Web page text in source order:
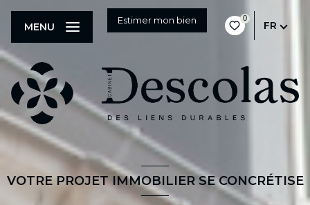
Estimer mon bien 0
FR
MENU
VOTRE PROJET IMMOBILIER SE CONCRÉTISE